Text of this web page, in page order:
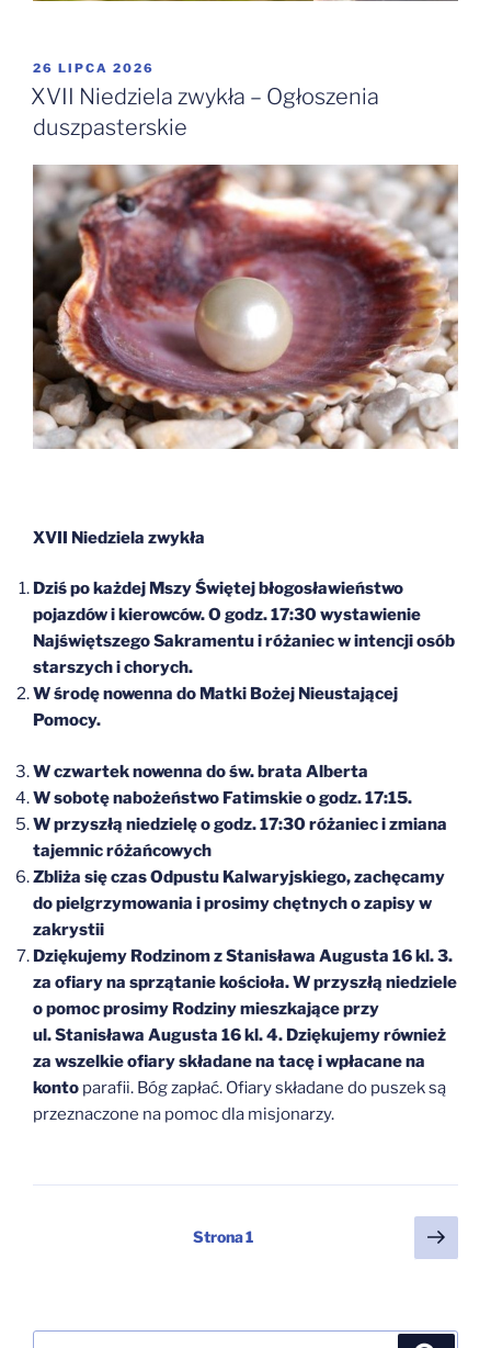
OPUBLIKOWANE
W
26 LIPCA 2026
XVII Niedziela zwykła – Ogłoszenia
duszpasterskie
XVII Niedziela zwykła
Dziś po każdej Mszy Świętej błogosławieństwo
pojazdów i kierowców. O godz. 17:30 wystawienie
Najświętszego Sakramentu i różaniec w intencji osób
starszych i chorych.
W środę nowenna do Matki Bożej Nieustającej
Pomocy.
W czwartek nowenna do św. brata Alberta
W sobotę nabożeństwo Fatimskie o godz. 17:15.
W przyszłą niedzielę o godz. 17:30 różaniec i zmiana
tajemnic różańcowych
Zbliża się czas Odpustu Kalwaryjskiego, zachęcamy
do pielgrzymowania i prosimy chętnych o zapisy w
zakrystii
Dziękujemy Rodzinom z Stanisława Augusta 16 kl. 3.
za ofiary na sprzątanie kościoła. W przyszłą niedziele
o pomoc prosimy Rodziny mieszkające przy
ul. Stanisława Augusta 16 kl. 4. Dziękujemy również
za wszelkie ofiary składane na tacę i wpłacane na
konto parafii. Bóg zapłać. Ofiary składane do puszek są
przeznaczone na pomoc dla misjonarzy.
Strona1